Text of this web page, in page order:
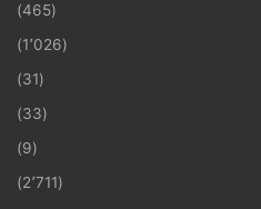
(465)
(1٬026)
(31)
(33)
(9)
(2٬711)